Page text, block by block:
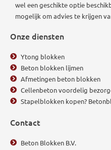
wel een geschikte optie
mogelijk om advies te krijgen
Onze diensten
Ytong blokken
Beton blokken lijmen
Afmetingen beton blokken
Cellenbeton voordelig
Stapelblokken kopen?
Contact
Beton Blokken B.V.